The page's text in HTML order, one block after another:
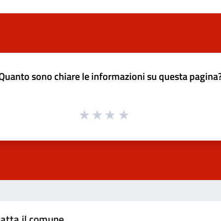
sono chiare le informazioni su questa